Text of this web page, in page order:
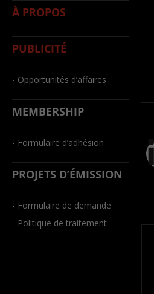
À PROPOS
PUBLICITÉ
- Opportunités d’affaires
MEMBERSHIP
- Formulaire d’adhésion
PROJETS D’ÉMISSION
- Formulaire de demande
- Politique de traitement